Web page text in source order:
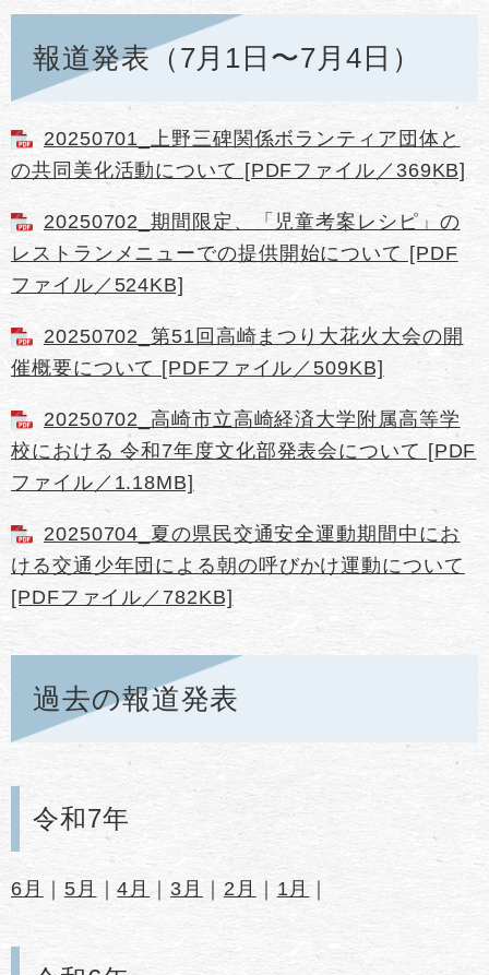
報道発表（7月1日〜7月4日）
20250701_上野三碑関係ボランティア団体と
の共同美化活動について [PDFファイル／369KB]
20250702_期間限定、「児童考案レシピ」の
レストランメニューでの提供開始について [PDF
ファイル／524KB]
20250702_第51回高崎まつり大花火大会の開
催概要について [PDFファイル／509KB]
20250702_高崎市立高崎経済大学附属高等学
校における 令和7年度文化部発表会について [PDF
ファイル／1.18MB]
20250704_夏の県民交通安全運動期間中にお
ける交通少年団による朝の呼びかけ運動について
[PDFファイル／782KB]
過去の報道発表
令和7年
6月 ｜​ 5月 ｜​4月 ｜3月 ｜ 2月 ｜ 1月 ｜